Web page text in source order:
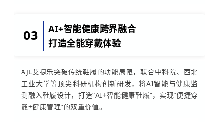
03
AI+智能健康跨界融合
打造全能穿戴体验
AJL艾捷乐突破传统鞋履的功能局限，联合中科院、西北
工业大学等顶尖科研机构创新研发，将AI智能与健康监
测融入鞋履设计，打造“AI+智能健康鞋履”，实现“便捷穿
戴+健康管理”的双重价值。